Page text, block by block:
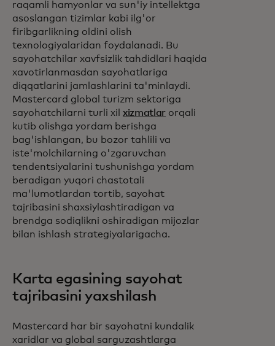
raqamli hamyonlar va sun'iy intellektga
asoslangan tizimlar kabi ilg'or
firibgarlikning oldini olish
texnologiyalaridan foydalanadi. Bu
sayohatchilar xavfsizlik tahdidlari haqida
xavotirlanmasdan sayohatlariga
diqqatlarini jamlashlarini ta'minlaydi.
Mastercard global turizm sektoriga
sayohatchilarni turli xil xizmatlar orqali
kutib olishga yordam berishga
bag'ishlangan, bu bozor tahlili va
iste'molchilarning o'zgaruvchan
tendentsiyalarini tushunishga yordam
beradigan yuqori chastotali
ma'lumotlardan tortib, sayohat
tajribasini shaxsiylashtiradigan va
brendga sodiqlikni oshiradigan mijozlar
bilan ishlash strategiyalarigacha.
Karta egasining sayohat
tajribasini yaxshilash
Mastercard har bir sayohatni kundalik
xaridlar va global sarguzashtlarga